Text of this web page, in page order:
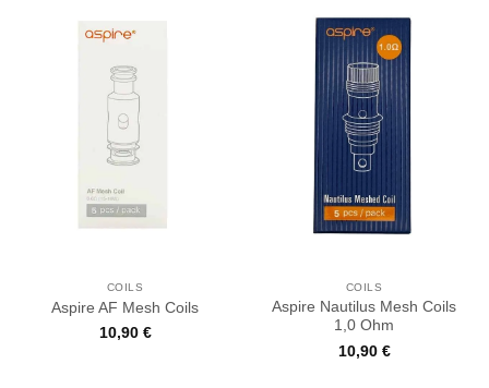
COILS
Aspire AF Mesh Coils
10,90 €
COILS
Aspire Nautilus Mesh Coils
1,0 Ohm
10,90 €